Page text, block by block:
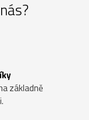
základně